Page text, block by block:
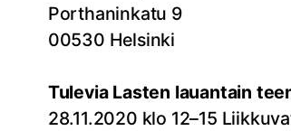
Porthaninkatu 9
00530 Helsinki
Tulevia Lasten lauantain
28.11.2020 klo 12–15